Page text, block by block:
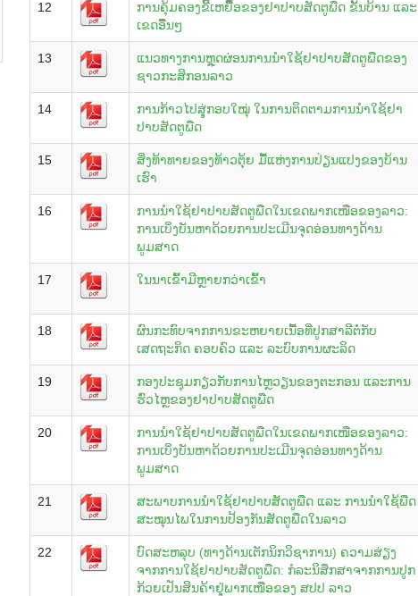
12
ການຄຸ້ມຄອງຂີ້ເຫຍືີ້ອຂອງຢາປາບສັດຕູພືດ ຂັ້ນບ້ານ ແລະ
ເຂດອືື່ນໆ
13
ແນວທາງການຫຼຸດຜ່ອນການນໍາໃຊ້ຢາປາບສັດຕູພືດຂອງ
ຊາວກະສິກອນລາວ
14
ການກ້າວໄປສູຸ່ກອບໃໝຸ່ ໃນການຕິດຕາມການນໍາໃຊ້ຢາ
ປາບສັດຕູພືດ
15
ສິ່ງທ້າທາຍຂອງທ້າວຕຸ້ຍ ມື້ແຫ່ງການປ່ຽນແປງຂອງບ້ານ
ເຮົາ
16
ການນຳໃຊ້ຢາປາບສັດຕູພືດໃນເຂດພາກເໜືອຂອງລາວ:
ການເບິ່ງບັນຫາດ້ວຍການປະເມີນຈຸດອ່ອນທາງດ້ານ
ພູມສາດ
17 ໃນນາເຂົ້າມີຫຼາຍກວ່າເຂົ້າ
18
ຜົນກະທົບຈາກການຂະຫຍາຍເນື້ອທີ່ປູກສາລີຕໍ່ກັບ
ເສດຖະກິດ ຄອບຄົວ ແລະ ລະບົບການຜະລິດ
19
ກອງປະຊຸມກຽ່ວກັບການໄຫຼວຽນຂອງຕະກອນ ແລະການ
ຮົ່ວໄຫຼຂອງຢາປາບສັດຕູພືດ
20
ການນຳໃຊ້ຢາປາບສັດຕູພືດໃນເຂດພາກເໜືອຂອງລາວ:
ການເບິ່ງບັນຫາດ້ວຍການປະເມີນຈຸດອ່ອນທາງດ້ານ
ພູມສາດ
21
ສະພາບການນຳໃຊ້ຢາປາບສັດຕູພືດ ແລະ ການນຳໃຊ້ພືດ
ສະໝຸນໄພໃນການປ້ອງກັນສັດຕູພືດໃນລາວ
22
ບົດສະຫລຸບ (ທາງດ້ານເຕັກນິກວິຊາການ) ຄວາມສ່ຽງ
ຈາກການໃຊ້ຢາປາບສັດຕູພືດ: ກໍລະນິສຶກສາຈາກການປູກ
ກ້ວຍເປັນສິນຄ້າຢຸູ່່ພາກເໜືອຂອງ ສປປ ລາວ